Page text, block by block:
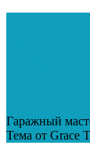
Гаражный
Тема от Grace